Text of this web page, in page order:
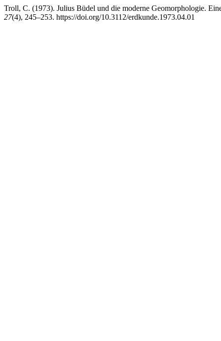
Troll, C. (1973). Julius Büdel und die moderne Geomorphologie.
27(4), 245–253. https://doi.org/10.3112/erdkunde.1973.04.01